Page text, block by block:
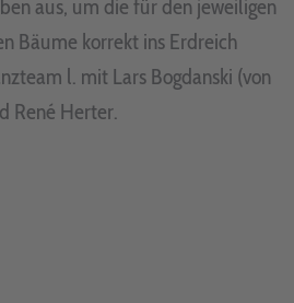
aus, um die für den jeweiligen
Bäume korrekt ins Erdreich
l. mit Lars Bogdanski (von
René Herter.